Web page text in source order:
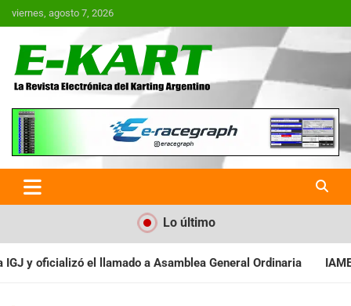
Saltar
al
viernes, agosto 7, 2026
E-Kart.com.ar | La Revista
Electrónica del Karting en
Argentina
Lo último
General Ordinaria IAME SERIES ARGENTINA: